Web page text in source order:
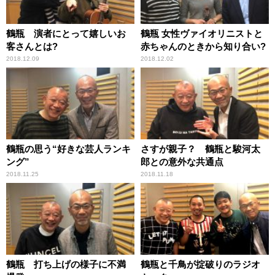
鶴瓶 演者にとって嬉しいお
客さんとは?
2018.12.09
鶴瓶 女性ヴァイオリニストと
赤ちゃんのときから知り合い?
2018.12.02
鶴瓶の思う“好きな芸人ランキ
ング”
2018.11.25
さすが親子？ 鶴瓶と駿河太
郎との意外な共通点
2018.11.18
鶴瓶 打ち上げの様子に不満
鶴瓶と千鳥が掟破りのラジオ